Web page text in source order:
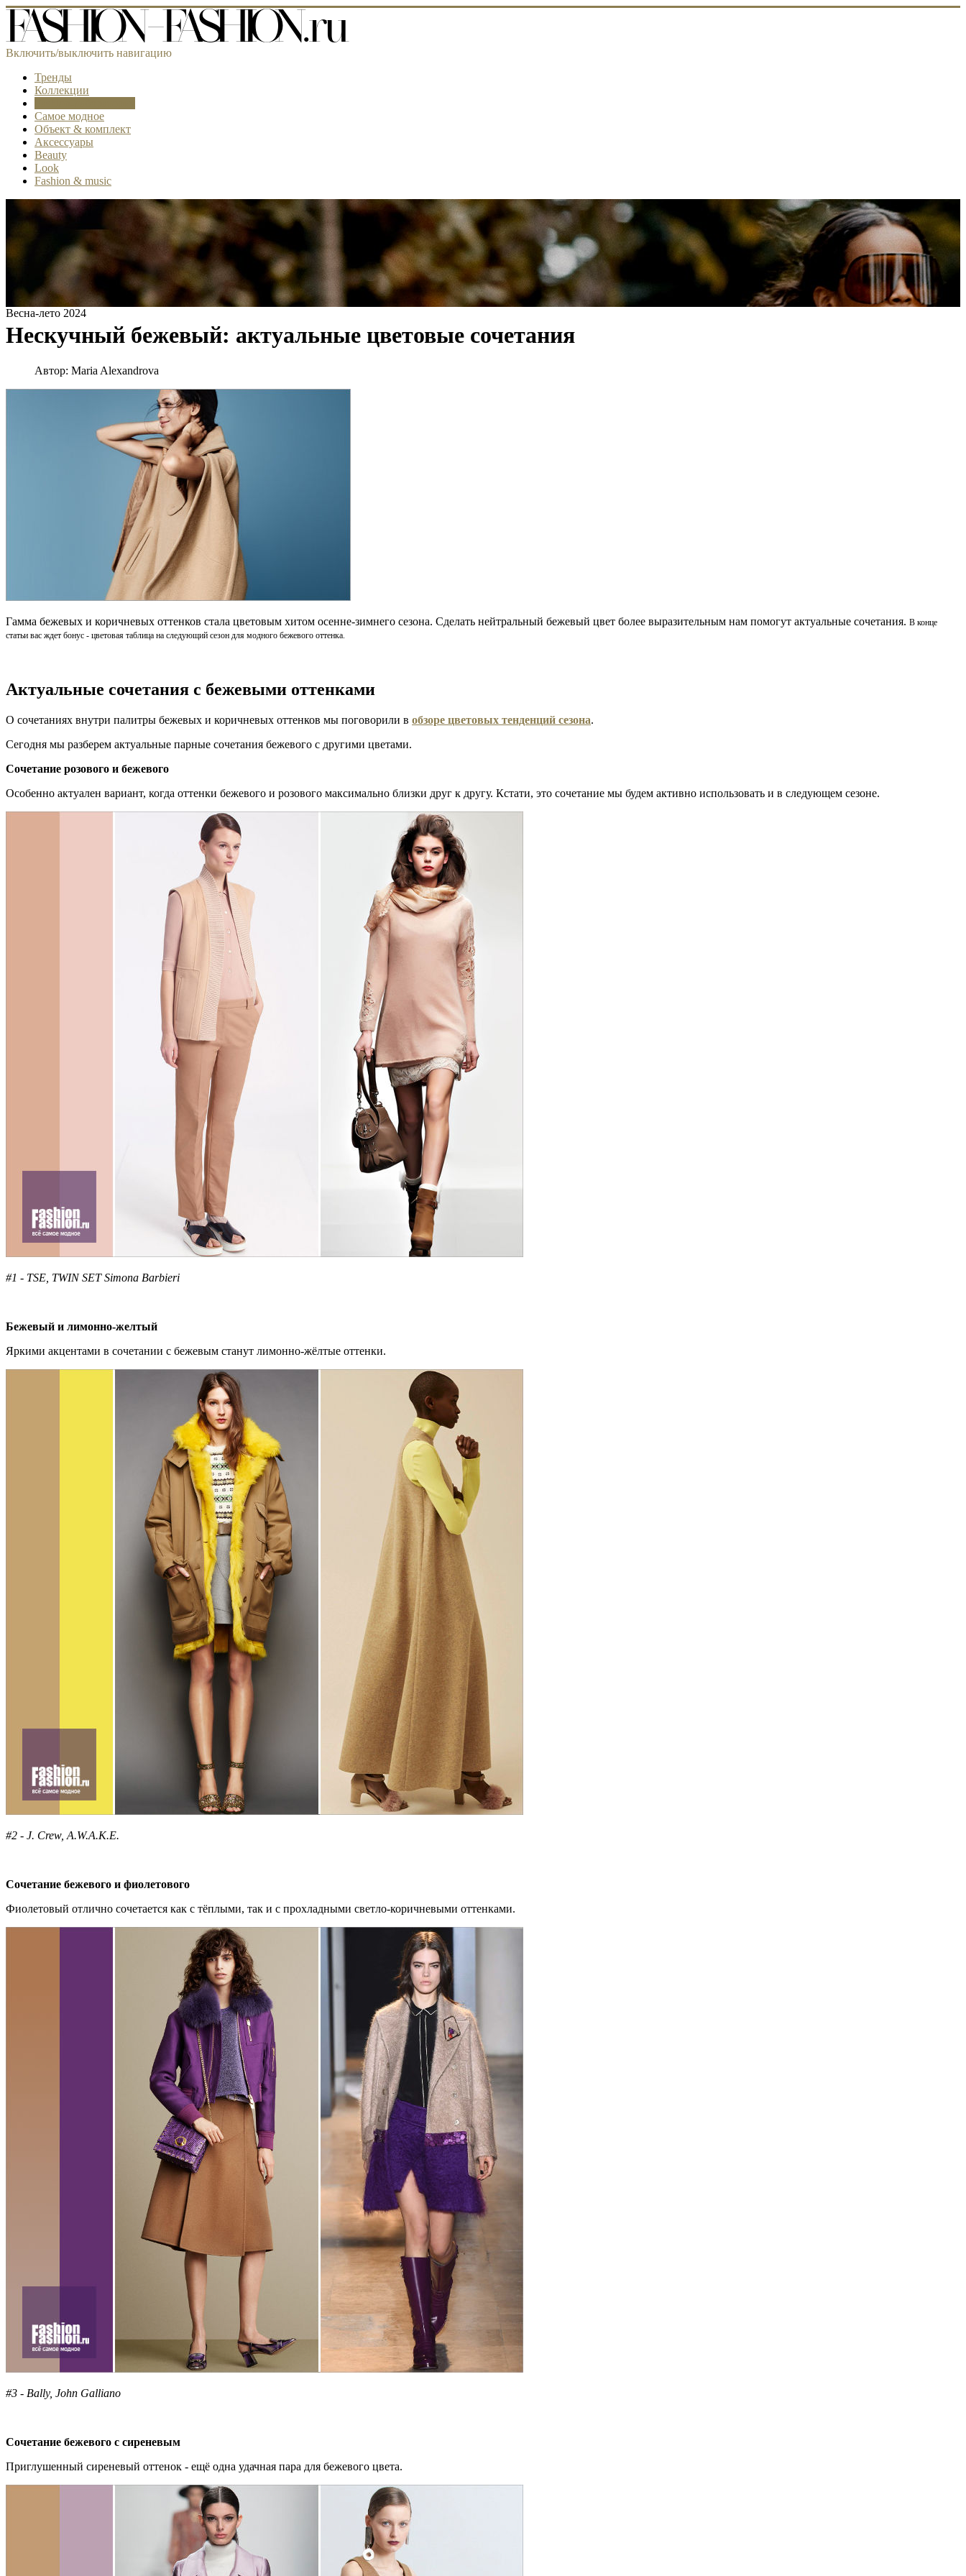
Включить/выключить навигацию
Тренды
Коллекции
Самое модное
Объект & комплект
Аксессуары
Beauty
Look
Fashion & music
Весна-лето 2024
Нескучный бежевый: актуальные цветовые сочетания
Автор: Maria Alexandrova
Гамма бежевых и коричневых оттенков стала цветовым хитом осенне-зимнего сезона. Сделать нейтральный бежевый цвет более выразительным нам помогут актуальные сочетания. В конце
статьи вас ждет бонус - цветовая таблица на следующий сезон для модного бежевого оттенка.
Актуальные сочетания с бежевыми оттенками
О сочетаниях внутри палитры бежевых и коричневых оттенков мы поговорили в обзоре цветовых тенденций сезона.
Сегодня мы разберем актуальные парные сочетания бежевого с другими цветами.
Сочетание розового и бежевого
Особенно актуален вариант, когда оттенки бежевого и розового максимально близки друг к другу. Кстати, это сочетание мы будем активно использовать и в следующем сезоне.
#1 - TSE, TWIN SET Simona Barbieri
Бежевый и лимонно-желтый
Яркими акцентами в сочетании с бежевым станут лимонно-жёлтые оттенки.
#2 - J. Crew, A.W.A.K.E.
Сочетание бежевого и фиолетового
Фиолетовый отлично сочетается как с тёплыми, так и с прохладными светло-коричневыми оттенками.
#3 - Bally, John Galliano
Сочетание бежевого с сиреневым
Приглушенный сиреневый оттенок - ещё одна удачная пара для бежевого цвета.